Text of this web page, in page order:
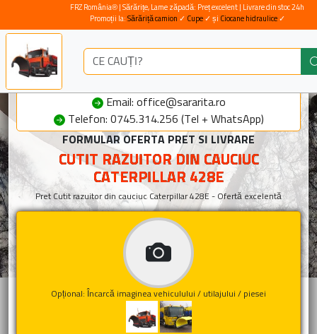
Email: office@sararita.ro
Telefon: 0745.314.256 (Tel + WhatsApp)
FORMULAR OFERTA PRET SI LIVRARE
CUTIT RAZUITOR DIN CAUCIUC
CATERPILLAR 428E
Pret Cutit razuitor din cauciuc Caterpillar 428E - Ofertă excelentă
Opțional: Încarcă imaginea vehiculului / utilajului / piesei
FRZ România® | Sărărițe, Lame zăpadă: Preț excelent | Livrare din stoc 24h
Promoții la: Sărăriță camion ✓ Cupe ✓ și Ciocane hidraulice✓